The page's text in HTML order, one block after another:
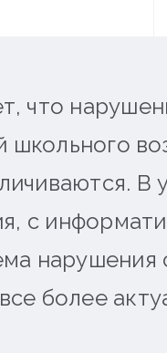
что
школьного
В
с
нарушения
более